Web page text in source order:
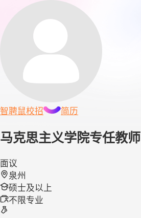
智聘鼠校招 简历
马克思主义学院专任教师
面议
泉州
硕士及以上
不限专业